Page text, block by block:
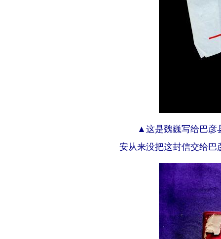
▲这是魏巍写给巴彦县
安从来没把这封信交给巴